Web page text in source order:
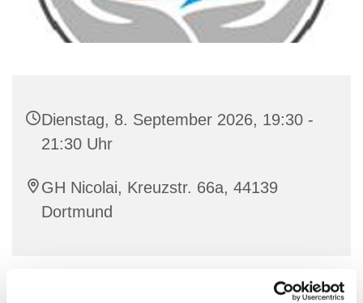
Dienstag, 8. September 2026, 19:30 -
21:30 Uhr
GH Nicolai, Kreuzstr. 66a, 44139
Dortmund